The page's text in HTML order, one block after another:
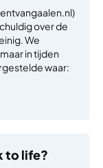
over de
We
in tijden
waar:
to life?